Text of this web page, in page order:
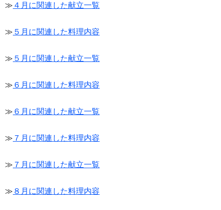
≫ ４月に関連した献立一覧
≫ ５月に関連した料理内容
≫ ５月に関連した献立一覧
≫ ６月に関連した料理内容
≫ ６月に関連した献立一覧
≫ ７月に関連した料理内容
≫ ７月に関連した献立一覧
≫ ８月に関連した料理内容